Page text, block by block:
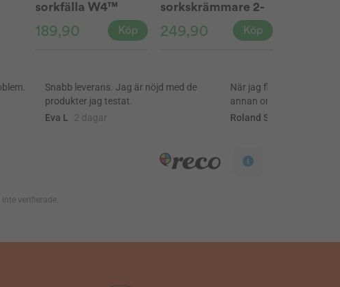
sorkfälla W4™
189,90 Köp
sorkskrämmare 2-
pack
249,90 Köp